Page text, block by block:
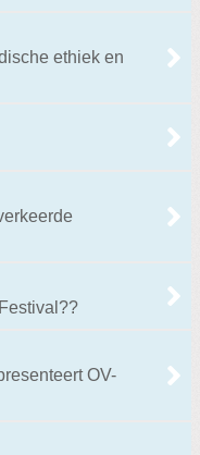
ethiek en
OV-